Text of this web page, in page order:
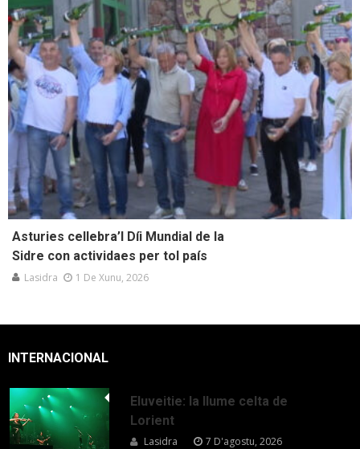
Asturies cellebra’l Díi Mundial de la
Sidre con actividaes per tol país
Lasidra 1 De Xunu, 2026
INTERNACIONAL
Eluveitie: la llume celta de
Lorient
Lasidra 7 D'agostu, 2026